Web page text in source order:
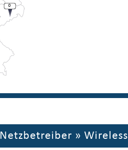
0
Netzbetreiber » Wireless